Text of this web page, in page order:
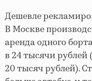
Дешевле
В Москве
аренда одного
в 24 тысячи рублей
20 тысяч рублей).